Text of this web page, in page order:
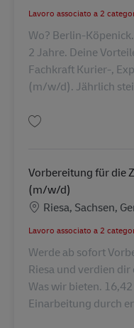
Lavoro associato a 2
Wo? Berlin-
2 Jahre. Deine
Fachkraft Kurier-,
(m/w/d). Jährlich
Vorbereitung für die
(m/w/d)
SedeRiesa, Sachsen,
Lavoro associato a 2
Werde ab sofort
Riesa und verdien
Was wir bieten.
Einarbeitung durch